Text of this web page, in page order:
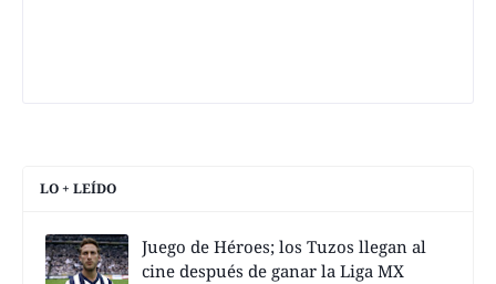
LO + LEÍDO
Juego de Héroes; los Tuzos llegan al
cine después de ganar la Liga MX